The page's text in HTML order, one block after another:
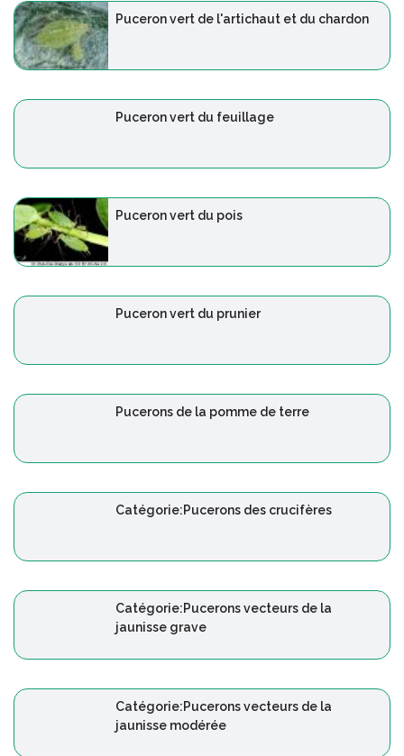
Puceron vert de l'artichaut et du chardon
Puceron vert du feuillage
Puceron vert du pois
Puceron vert du prunier
Pucerons de la pomme de terre
Catégorie:Pucerons des crucifères
Catégorie:Pucerons vecteurs de la
jaunisse grave
Catégorie:Pucerons vecteurs de la
jaunisse modérée